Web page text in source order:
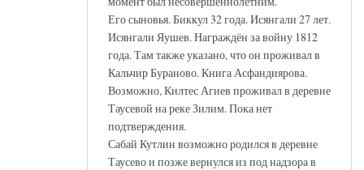
Его сыновья. Биккул 32 года. Исянгали 27 лет.
Исянгали Яушев. Награждён за войну 1812
года. Там также указано, что он проживал в
Кальчир Бураново. Книга Асфандиярова.
Возможно, Килтес Агиев проживал в деревне
Таусевой на реке Зилим. Пока нет
подтверждения.
Сабай Кутлин возможно родился в деревне
Таусево и позже вернулся из под надзора в